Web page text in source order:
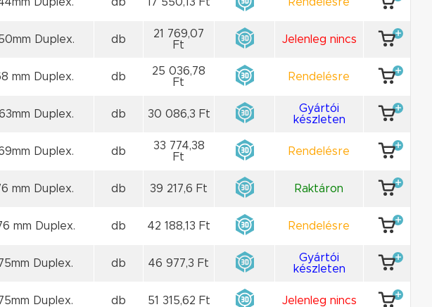
Duplex. db
21 769,07
Ft
Jelenleg nincs
mm Duplex. db
25 036,78
Ft
Rendelésre
Duplex. db 30 086,3 Ft
Gyártói
készleten
Duplex. db
33 774,38
Ft
Rendelésre
mm Duplex. db 39 217,6 Ft Raktáron
mm Duplex. db 42 188,13 Ft Rendelésre
Duplex. db 46 977,3 Ft
Gyártói
készleten
Duplex. db 51 315,62 Ft Jelenleg nincs